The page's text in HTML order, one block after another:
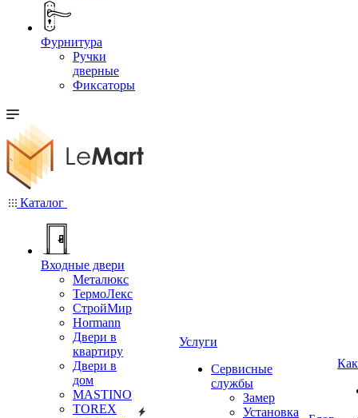
Фурнитура
Ручки
дверные
Фиксаторы
Каталог
Входные двери
Металюкс
ТермоЛекс
СтройМир
Hormann
Двери в
квартиру
Двери в
дом
MASTINO
TOREX
Услуги
Сервисные
службы
Замер
Установка